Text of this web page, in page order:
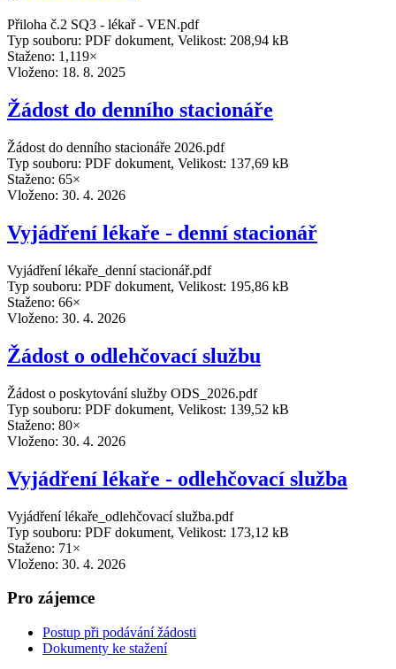
Přiloha č.2 SQ3 - lékař - VEN.pdf
Typ souboru: PDF dokument, Velikost: 208,94 kB
Staženo: 1,119×
Vloženo: 18. 8. 2025
Žádost do denního stacionáře
Žádost do denního stacionáře 2026.pdf
Typ souboru: PDF dokument, Velikost: 137,69 kB
Staženo: 65×
Vloženo: 30. 4. 2026
Vyjádření lékaře - denní stacionář
Vyjádření lékaře_denní stacionář.pdf
Typ souboru: PDF dokument, Velikost: 195,86 kB
Staženo: 66×
Vloženo: 30. 4. 2026
Žádost o odlehčovací službu
Žádost o poskytování služby ODS_2026.pdf
Typ souboru: PDF dokument, Velikost: 139,52 kB
Staženo: 80×
Vloženo: 30. 4. 2026
Vyjádření lékaře - odlehčovací služba
Vyjádření lékaře_odlehčovací služba.pdf
Typ souboru: PDF dokument, Velikost: 173,12 kB
Staženo: 71×
Vloženo: 30. 4. 2026
Pro zájemce
Postup při podávání žádosti
Dokumenty ke stažení